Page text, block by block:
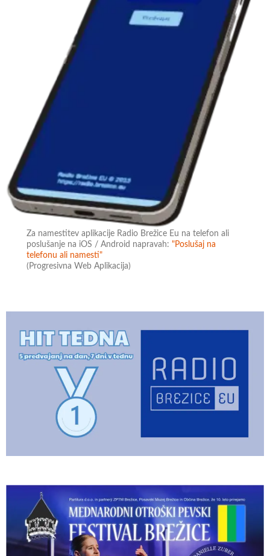
Za namestitev aplikacije Radio Brežice Eu na telefon ali
poslušanje na iOS / Android napravah:"Poslušaj na
telefonu ali namesti"
(Progresivna Web Aplikacija)